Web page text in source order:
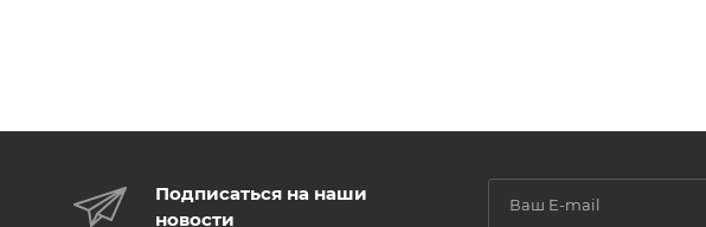
Подписаться на наши
новости